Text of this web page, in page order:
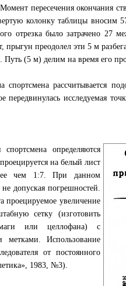
пересечения окончания
колонку таблицы вносим
отрезка было затрачено 27
преодолел эти 5 м
Путь (5 м) делим на время его
спортсмена рассчитывается
передвинулась исследуемая
определяются
на белый лист
чем 1:7. При данном
допуская погрешностей.
проецируемое увеличение
сетку (изготовить
или целлофана) с
Использование
от постоянного
1983, №3).